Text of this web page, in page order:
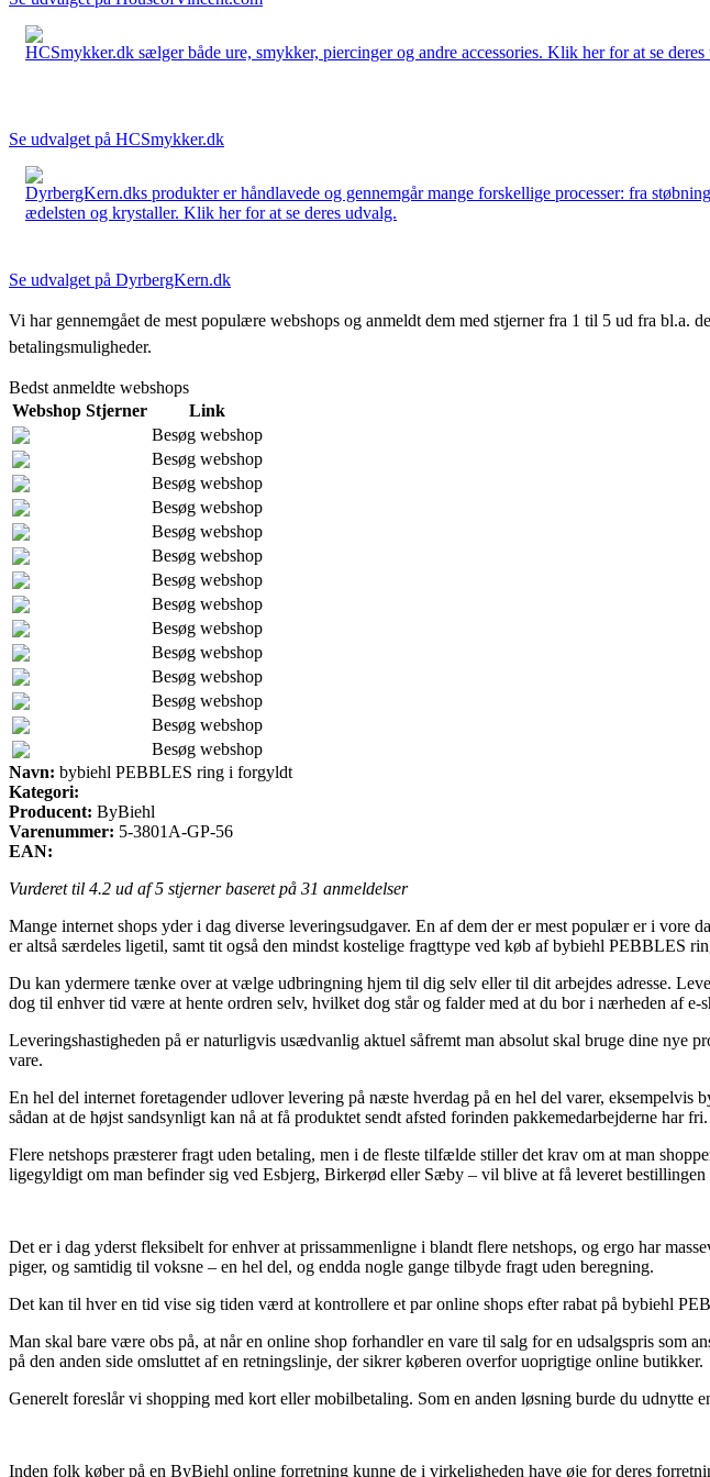
HCSmykker.dk sælger både ure, smykker, piercinger og andre accessories. Klik her for at se deres
Se udvalget på HCSmykker.dk
DyrbergKern.dks produkter er håndlavede og gennemgår mange forskellige processer: fra
ædelsten og krystaller. Klik her for at se deres udvalg.
Se udvalget på DyrbergKern.dk
Vi har gennemgået de mest populære webshops og anmeldt dem med stjerner fra 1 til 5 ud fra bl.a.
betalingsmuligheder.
Bedst anmeldte webshops
Webshop Stjerner
Link
Besøg webshop
Besøg webshop
Besøg webshop
Besøg webshop
Besøg webshop
Besøg webshop
Besøg webshop
Besøg webshop
Besøg webshop
Besøg webshop
Besøg webshop
Besøg webshop
Besøg webshop
Besøg webshop
Navn: bybiehl PEBBLES ring i forgyldt
Kategori:
Producent: ByBiehl
Varenummer: 5-3801A-GP-56
EAN:
Vurderet til 4.2 ud af 5 stjerner baseret på 31 anmeldelser
Mange internet shops yder i dag diverse leveringsudgaver. En af dem der er mest populær er i
er altså særdeles ligetil, samt tit også den mindst kostelige fragttype ved køb af bybiehl PEBBLES
Du kan ydermere tænke over at vælge udbringning hjem til dig selv eller til dit arbejdes adresse.
dog til enhver tid være at hente ordren selv, hvilket dog står og falder med at du bor i nærheden af e-
Leveringshastigheden på er naturligvis usædvanlig aktuel såfremt man absolut skal bruge dine nye
vare.
En hel del internet foretagender udlover levering på næste hverdag på en hel del varer,
sådan at de højst sandsynligt kan nå at få produktet sendt afsted forinden pakkemedarbejderne har fri.
Flere netshops præsterer fragt uden betaling, men i de fleste tilfælde stiller det krav om at man
ligegyldigt om man befinder sig ved Esbjerg, Birkerød eller Sæby – vil blive at få leveret bestillingen
Det er i dag yderst fleksibelt for enhver at prissammenligne i blandt flere netshops, og ergo har
piger, og samtidig til voksne – en hel del, og endda nogle gange tilbyde fragt uden beregning.
Det kan til hver en tid vise sig tiden værd at kontrollere et par online shops efter rabat på bybiehl
Man skal bare være obs på, at når en online shop forhandler en vare til salg for en udsalgspris
på den anden side omsluttet af en retningslinje, der sikrer køberen overfor uoprigtige online butikker.
Generelt foreslår vi shopping med kort eller mobilbetaling. Som en anden løsning burde du
Inden folk køber på en ByBiehl online forretning kunne de i virkeligheden have øje for deres